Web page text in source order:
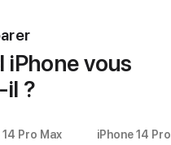
iPhone vous
?
14 Pro Max iPhone 14 Pro